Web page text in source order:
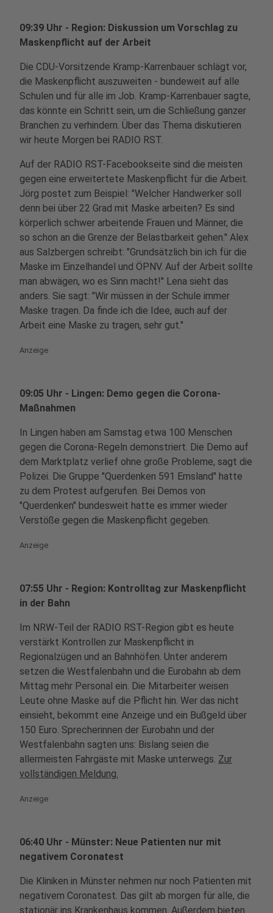
09:39 Uhr - Region: Diskussion um Vorschlag zu
Maskenpflicht auf der Arbeit
Die CDU-Vorsitzende Kramp-Karrenbauer schlägt vor,
die Maskenpflicht auszuweiten - bundeweit auf alle
Schulen und für alle im Job. Kramp-Karrenbauer sagte,
das könnte ein Schritt sein, um die Schließung ganzer
Branchen zu verhindern. Über das Thema diskutieren
wir heute Morgen bei RADIO RST.
Auf der RADIO RST-Facebookseite sind die meisten
gegen eine erweitertete Maskenpflicht für die Arbeit.
Jörg postet zum Beispiel: "Welcher Handwerker soll
denn bei über 22 Grad mit Maske arbeiten? Es sind
körperlich schwer arbeitende Frauen und Männer, die
so schon an die Grenze der Belastbarkeit gehen." Alex
aus Salzbergen schreibt: "Grundsätzlich bin ich für die
Maske im Einzelhandel und ÖPNV. Auf der Arbeit sollte
man abwägen, wo es Sinn macht!" Lena sieht das
anders. Sie sagt: "Wir müssen in der Schule immer
Maske tragen. Da finde ich die Idee, auch auf der
Arbeit eine Maske zu tragen, sehr gut."
Anzeige
09:05 Uhr - Lingen: Demo gegen die Corona-
Maßnahmen
In Lingen haben am Samstag etwa 100 Menschen
gegen die Corona-Regeln demonstriert. Die Demo auf
dem Marktplatz verlief ohne große Probleme, sagt die
Polizei. Die Gruppe "Querdenken 591 Emsland" hatte
zu dem Protest aufgerufen. Bei Demos von
"Querdenken" bundesweit hatte es immer wieder
Verstöße gegen die Maskenpflicht gegeben.
Anzeige
07:55 Uhr - Region: Kontrolltag zur Maskenpflicht
in der Bahn
Im NRW-Teil der RADIO RST-Region gibt es heute
verstärkt Kontrollen zur Maskenpflicht in
Regionalzügen und an Bahnhöfen. Unter anderem
setzen die Westfalenbahn und die Eurobahn ab dem
Mittag mehr Personal ein. Die Mitarbeiter weisen
Leute ohne Maske auf die Pflicht hin. Wer das nicht
einsieht, bekommt eine Anzeige und ein Bußgeld über
150 Euro. Sprecherinnen der Eurobahn und der
Westfalenbahn sagten uns: Bislang seien die
allermeisten Fahrgäste mit Maske unterwegs. Zur
vollständigen Meldung.
Anzeige
06:40 Uhr - Münster: Neue Patienten nur mit
negativem Coronatest
Die Kliniken in Münster nehmen nur noch Patienten mit
negativem Coronatest. Das gilt ab morgen für alle, die
stationär ins Krankenhaus kommen. Außerdem bieten